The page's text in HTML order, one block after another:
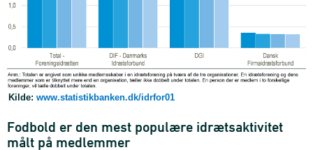
Kilde: www.statistikbanken.dk/idrfor01
Fodbold er den mest populære idrætsaktivitet
målt på medlemmer